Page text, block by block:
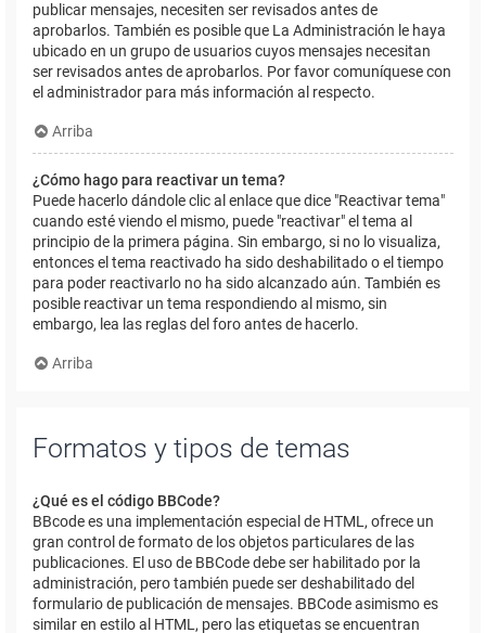
publicar mensajes, necesiten ser revisados antes de
aprobarlos. También es posible que La Administración le haya
ubicado en un grupo de usuarios cuyos mensajes necesitan
ser revisados antes de aprobarlos. Por favor comuníquese con
el administrador para más información al respecto.
Arriba
¿Cómo hago para reactivar un tema?
Puede hacerlo dándole clic al enlace que dice "Reactivar tema"
cuando esté viendo el mismo, puede "reactivar" el tema al
principio de la primera página. Sin embargo, si no lo visualiza,
entonces el tema reactivado ha sido deshabilitado o el tiempo
para poder reactivarlo no ha sido alcanzado aún. También es
posible reactivar un tema respondiendo al mismo, sin
embargo, lea las reglas del foro antes de hacerlo.
Arriba
Formatos y tipos de temas
¿Qué es el código BBCode?
BBcode es una implementación especial de HTML, ofrece un
gran control de formato de los objetos particulares de las
publicaciones. El uso de BBCode debe ser habilitado por la
administración, pero también puede ser deshabilitado del
formulario de publicación de mensajes. BBCode asimismo es
similar en estilo al HTML, pero las etiquetas se encuentran